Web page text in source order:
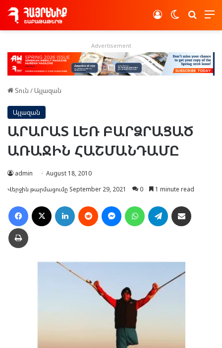
Switch skin
Log In
Advertisement
Տուն /Այլազան
Այլազան
ԱՐԱՐԱՏ ԼԵՌ ԲԱՐՁՐԱՑԱԾ
ԱՌԱՋԻՆ ՀԱՇՄԱՆԴԱՄԸ
admin
August 18, 2010
Վերջին թարմացումը September 29, 2021
0 1 minute read
Facebook LinkedIn Reddit MessengerWhatsAppTelegram
Տպել